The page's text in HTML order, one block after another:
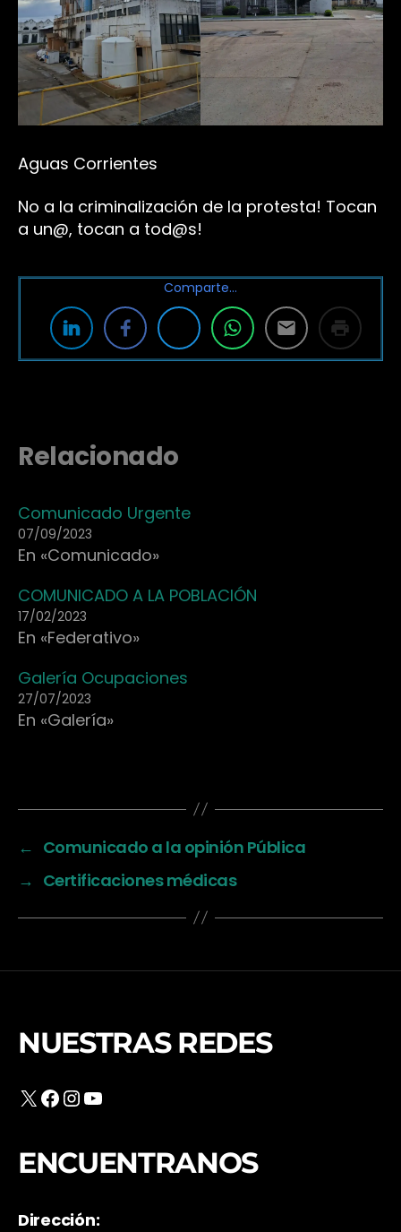
Aguas Corrientes
No a la criminalización de la protesta! Tocan
a un@, tocan a tod@s!
Comparte…
Relacionado
Comunicado Urgente
07/09/2023
En «Comunicado»
COMUNICADO A LA POBLACIÓN
17/02/2023
En «Federativo»
Galería Ocupaciones
27/07/2023
En «Galería»
← Comunicado a la opinión Pública
→ Certificaciones médicas
NUESTRAS REDES
X Facebook
Instagram
YouTube
ENCUENTRANOS
Dirección: